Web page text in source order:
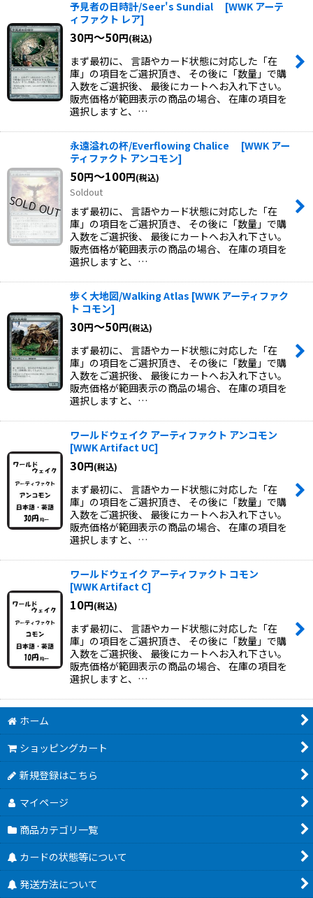
予見者の日時計/Seer's Sundial [WWK アーテ
ィファクト レア]
30円～50円(税込)
まず最初に、 言語やカード状態に対応した「在
庫」の項目をご選択頂き、 その後に「数量」で購
入数をご選択後、 最後にカートへお入れ下さい。
販売価格が範囲表示の商品の場合、 在庫の項目を
選択しますと、…
永遠溢れの杯/Everflowing Chalice [WWK アー
ティファクト アンコモン]
50円～100円(税込)
Soldout
まず最初に、 言語やカード状態に対応した「在
庫」の項目をご選択頂き、 その後に「数量」で購
入数をご選択後、 最後にカートへお入れ下さい。
販売価格が範囲表示の商品の場合、 在庫の項目を
選択しますと、…
歩く大地図/Walking Atlas [WWK アーティファク
ト コモン]
30円～50円(税込)
まず最初に、 言語やカード状態に対応した「在
庫」の項目をご選択頂き、 その後に「数量」で購
入数をご選択後、 最後にカートへお入れ下さい。
販売価格が範囲表示の商品の場合、 在庫の項目を
選択しますと、…
ワールドウェイク アーティファクト アンコモン
[WWK Artifact UC]
30円(税込)
まず最初に、 言語やカード状態に対応した「在
庫」の項目をご選択頂き、 その後に「数量」で購
入数をご選択後、 最後にカートへお入れ下さい。
販売価格が範囲表示の商品の場合、 在庫の項目を
選択しますと、…
ワールドウェイク アーティファクト コモン
[WWK Artifact C]
10円(税込)
まず最初に、 言語やカード状態に対応した「在
庫」の項目をご選択頂き、 その後に「数量」で購
入数をご選択後、 最後にカートへお入れ下さい。
販売価格が範囲表示の商品の場合、 在庫の項目を
選択しますと、…
ホーム
ショッピングカート
新規登録はこちら
マイページ
商品カテゴリ一覧
カードの状態等について
発送方法について